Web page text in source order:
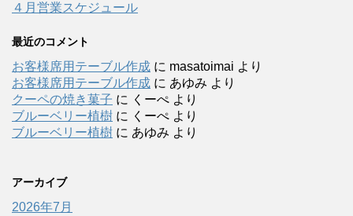
４月営業スケジュール
最近のコメント
お客様席用テーブル作成 に masatoimai より
お客様席用テーブル作成 に あゆみ より
クーペの焼き菓子 に くーぺ より
ブルーベリー植樹 に くーぺ より
ブルーベリー植樹 に あゆみ より
アーカイブ
2026年7月